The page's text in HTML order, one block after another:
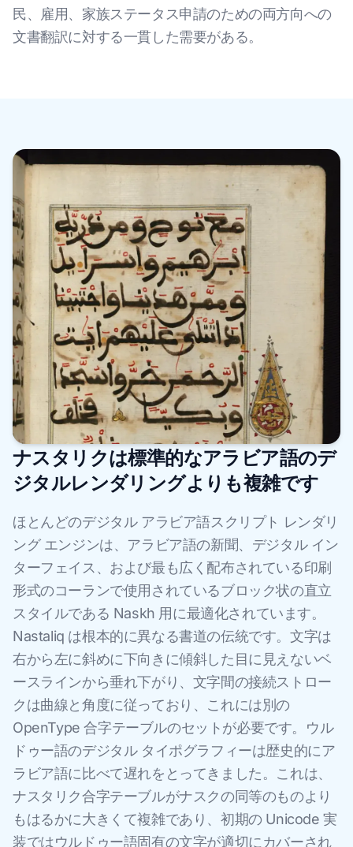
民、雇用、家族ステータス申請のための両方向への
文書翻訳に対する一貫した需要がある。
ナスタリクは標準的なアラビア語のデ
ジタルレンダリングよりも複雑です
ほとんどのデジタル アラビア語スクリプト レンダリ
ング エンジンは、アラビア語の新聞、デジタル イン
ターフェイス、および最も広く配布されている印刷
形式のコーランで使用されているブロック状の直立
スタイルである Naskh 用に最適化されています。
Nastaliq は根本的に異なる書道の伝統です。文字は
右から左に斜めに下向きに傾斜した目に見えないベ
ースラインから垂れ下がり、文字間の接続ストロー
クは曲線と角度に従っており、これには別の
OpenType 合字テーブルのセットが必要です。ウル
ドゥー語のデジタル タイポグラフィーは歴史的にア
ラビア語に比べて遅れをとってきました。これは、
ナスタリク合字テーブルがナスクの同等のものより
もはるかに大きくて複雑であり、初期の Unicode 実
装ではウルドゥー語固有の文字が適切にカバーされ